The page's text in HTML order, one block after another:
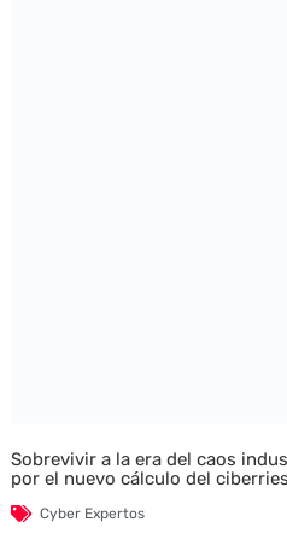
Sobrevivir a la era del caos
por el nuevo cálculo del
Cyber Expertos